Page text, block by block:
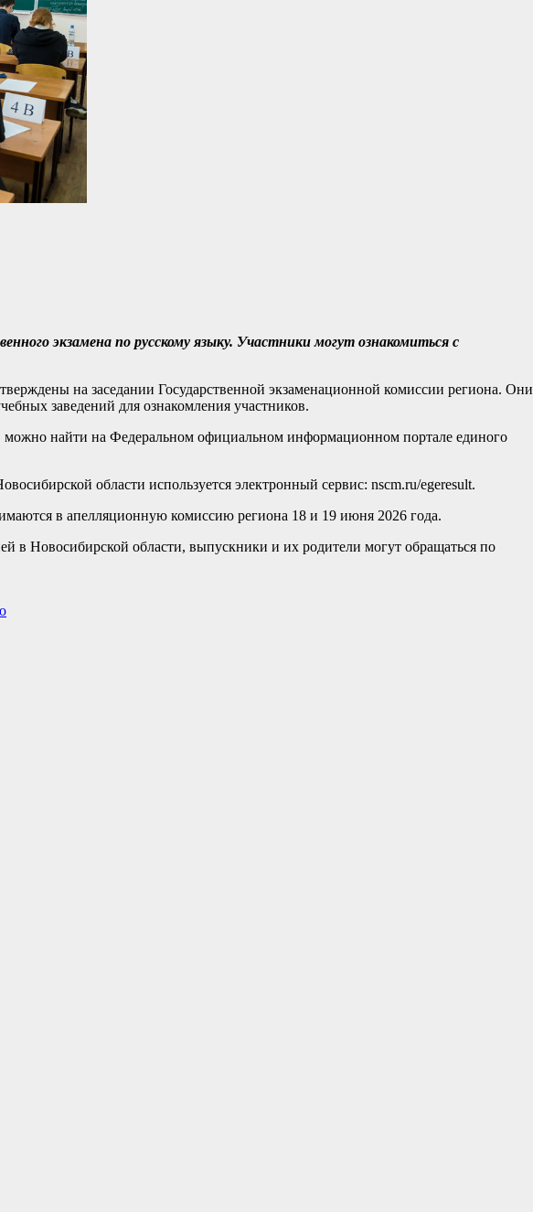
экзамена по русскому языку. Участники могут ознакомиться с
на заседании Государственной экзаменационной комиссии региона. Они
заведений для ознакомления участников.
можно найти на Федеральном официальном информационном портале единого
области используется электронный сервис: nscm.ru/egeresult.
в апелляционную комиссию региона 18 и 19 июня 2026 года.
в Новосибирской области, выпускники и их родители могут обращаться по